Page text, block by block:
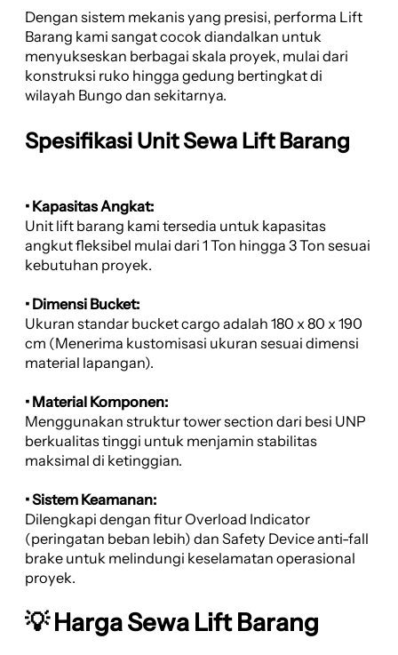
Dengan sistem mekanis yang presisi, performa Lift
Barang kami sangat cocok diandalkan untuk
menyukseskan berbagai skala proyek, mulai dari
konstruksi ruko hingga gedung bertingkat di
wilayah Bungo dan sekitarnya.
Spesifikasi Unit Sewa Lift Barang
• Kapasitas Angkat:
Unit lift barang kami tersedia untuk kapasitas
angkut fleksibel mulai dari 1 Ton hingga 3 Ton sesuai
kebutuhan proyek.
• Dimensi Bucket:
Ukuran standar bucket cargo adalah 180 x 80 x 190
cm (Menerima kustomisasi ukuran sesuai dimensi
material lapangan).
• Material Komponen:
Menggunakan struktur tower section dari besi UNP
berkualitas tinggi untuk menjamin stabilitas
maksimal di ketinggian.
• Sistem Keamanan:
Dilengkapi dengan fitur Overload Indicator
(peringatan beban lebih) dan Safety Device anti-fall
brake untuk melindungi keselamatan operasional
proyek.
💡 Harga Sewa Lift Barang